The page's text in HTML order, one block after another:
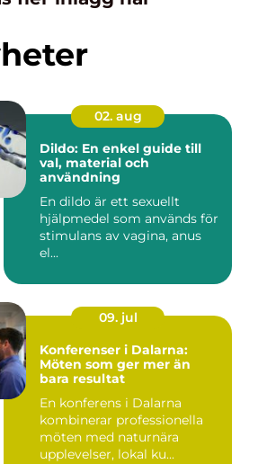
02. aug
Dildo: En enkel guide till
val, material och
användning
En dildo är ett sexuellt
hjälpmedel som används för
stimulans av vagina, anus
el...
09. jul
Konferenser i Dalarna:
Möten som ger mer än
bara resultat
En konferens i Dalarna
kombinerar professionella
möten med naturnära
upplevelser, lokal ku...